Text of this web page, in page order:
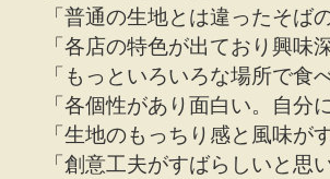
「普通の生地とは違ったそば
「各店の特色が出ており興味
「もっといろいろな場所で食
「各個性があり面白い。自分
「生地のもっちり感と風味
「創意工夫がすばらしいと